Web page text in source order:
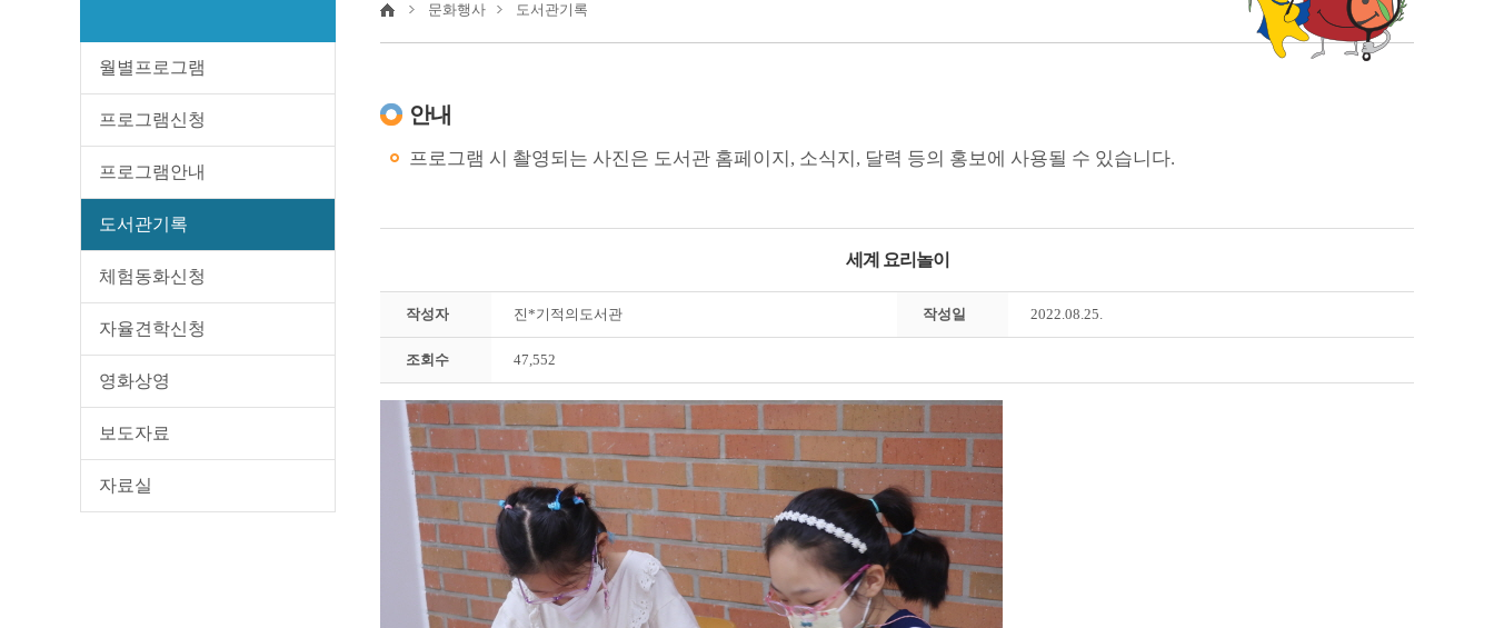
전자도서관
월별프로그램
프로그램신청
프로그램안내
도서관기록
체험동화신청
자율견학신청
영화상영
보도자료
자료실
문화행사 도서관기록
안내
프로그램 시 촬영되는 사진은 도서관 홈페이지, 소식지, 달력 등의 홍보에 사용될 수 있습니다.
세계 요리놀이
작성자 진*기적의도서관 작성일 2022.08.25.
조회수 47,552